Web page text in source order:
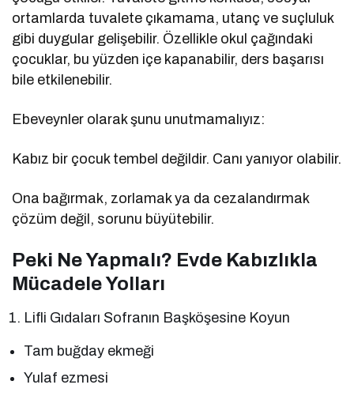
ortamlarda tuvalete çıkamama, utanç ve suçluluk
gibi duygular gelişebilir. Özellikle okul çağındaki
çocuklar, bu yüzden içe kapanabilir, ders başarısı
bile etkilenebilir.
Ebeveynler olarak şunu unutmamalıyız:
Kabız bir çocuk tembel değildir. Canı yanıyor olabilir.
Ona bağırmak, zorlamak ya da cezalandırmak
çözüm değil, sorunu büyütebilir.
Peki Ne Yapmalı? Evde Kabızlıkla
Mücadele Yolları
Lifli Gıdaları Sofranın Başköşesine Koyun
Tam buğday ekmeği
Yulaf ezmesi